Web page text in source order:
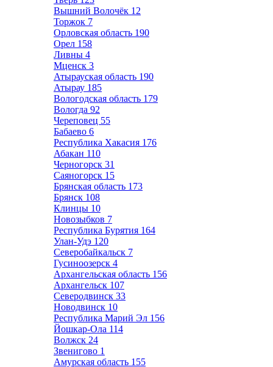
Вышний Волочёк 12
Торжок 7
Орловская область 190
Орел 158
Ливны 4
Мценск 3
Атырауская область 190
Атырау 185
Вологодская область 179
Вологда 92
Череповец 55
Бабаево 6
Республика Хакасия 176
Абакан 110
Черногорск 31
Саяногорск 15
Брянская область 173
Брянск 108
Клинцы 10
Новозыбков 7
Республика Бурятия 164
Улан-Удэ 120
Северобайкальск 7
Гусиноозерск 4
Архангельская область 156
Архангельск 107
Северодвинск 33
Новодвинск 10
Республика Марий Эл 156
Йошкар-Ола 114
Волжск 24
Звенигово 1
Амурская область 155